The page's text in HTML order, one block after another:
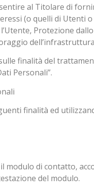
al Titolare di
(o quelli di Utenti
Protezione
finalità del
Personali”.
finalità ed
modulo di contatto,
del modulo.